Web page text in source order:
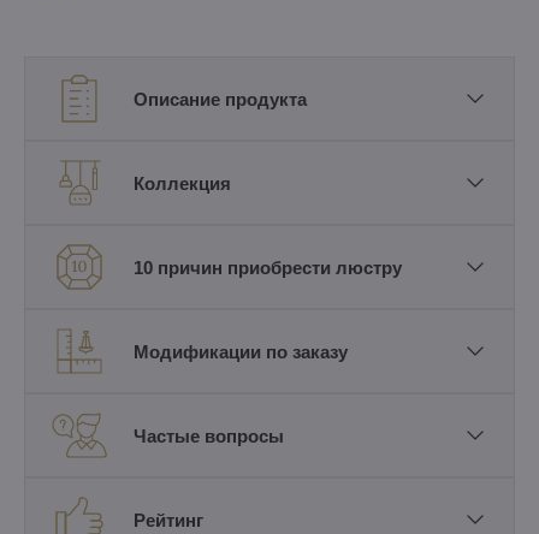
Описание продукта
Коллекция
10 причин приобрести люстру
Модификации по заказу
Частые вопросы
Рейтинг